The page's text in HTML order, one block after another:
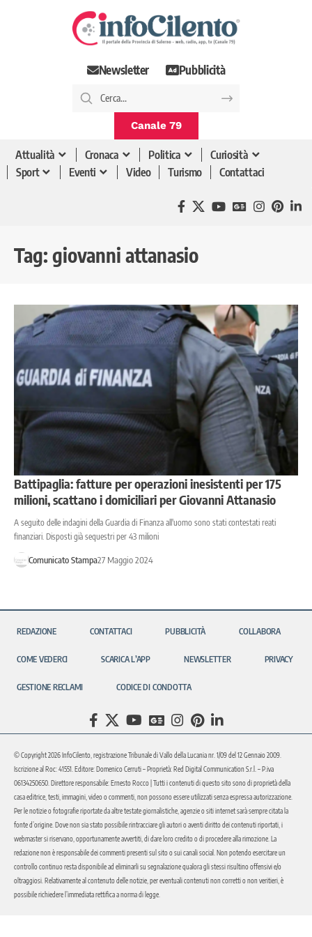
Newsletter Pubblicità
Canale 79
Attualità Cronaca Politica
Curiosità
Sport
Eventi Video Turismo Contattaci
Tag: giovanni attanasio
Battipaglia: fatture per operazioni inesistenti per 175
milioni, scattano i domiciliari per Giovanni Attanasio
A seguito delle indagini della Guardia di Finanza all'uomo sono stati contestati reati
finanziari. Disposti già sequestri per 43 milioni
Comunicato Stampa27 Maggio 2024
REDAZIONE CONTATTACI PUBBLICITÀ COLLABORA
COME VEDERCI SCARICA L’APP NEWSLETTER PRIVACY
GESTIONE RECLAMI CODICE DI CONDOTTA
© Copyright 2026 InfoCilento, registrazione Tribunale di Vallo della Lucania nr. 1/09 del 12 Gennaio 2009.
Iscrizione al Roc: 41551. Editore: Domenico Cerruti – Proprietà: Red Digital Communication S.r.l. – P.iva
06134250650. Direttore responsabile: Ernesto Rocco | Tutti i contenuti di questo sito sono di proprietà della
casa editrice, testi, immagini, video o commenti, non possono essere utilizzati senza espressa autorizzazione.
Per le notizie o fotografie riportate da altre testate giornalistiche, agenzie o siti internet sarà sempre citata la
fonte d’origine. Dove non sia stato possibile rintracciare gli autori o aventi diritto dei contenuti riportati, i
webmaster si riservano, opportunamente avvertiti, di dare loro credito o di procedere alla rimozione. La
redazione non è responsabile dei commenti presenti sul sito o sui canali social. Non potendo esercitare un
controllo continuo resta disponibile ad eliminarli su segnalazione qualora gli stessi risultino offensivi e/o
oltraggiosi. Relativamente al contenuto delle notizie, per eventuali contenuti non corretti o non veritieri, è
possibile richiedere l’immediata rettifica a norma di legge.